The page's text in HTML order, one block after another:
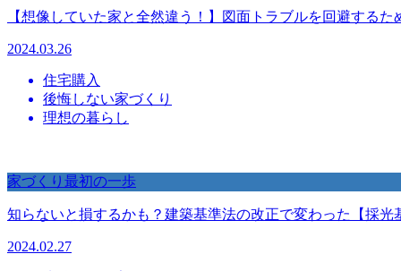
【想像していた家と全然違う！】図面トラブルを回避するた
2024.03.26
住宅購入
後悔しない家づくり
理想の暮らし
家づくり最初の一歩
知らないと損するかも？建築基準法の改正で変わった【採光
2024.02.27